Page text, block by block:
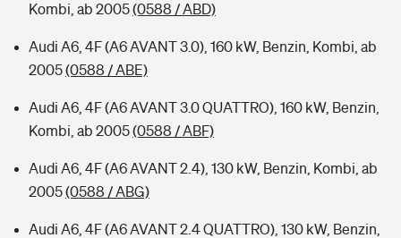
Kombi, ab 2005(0588 / ABD)
Audi A6, 4F (A6 AVANT 3.0), 160 kW, Benzin, Kombi, ab
2005(0588 / ABE)
Audi A6, 4F (A6 AVANT 3.0 QUATTRO), 160 kW, Benzin,
Kombi, ab 2005(0588 / ABF)
Audi A6, 4F (A6 AVANT 2.4), 130 kW, Benzin, Kombi, ab
2005(0588 / ABG)
Audi A6, 4F (A6 AVANT 2.4 QUATTRO), 130 kW, Benzin,